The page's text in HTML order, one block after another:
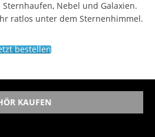
Nebel und Galaxien.
ratlos unter dem Sternenhimmel.
bestellen
KAUFEN